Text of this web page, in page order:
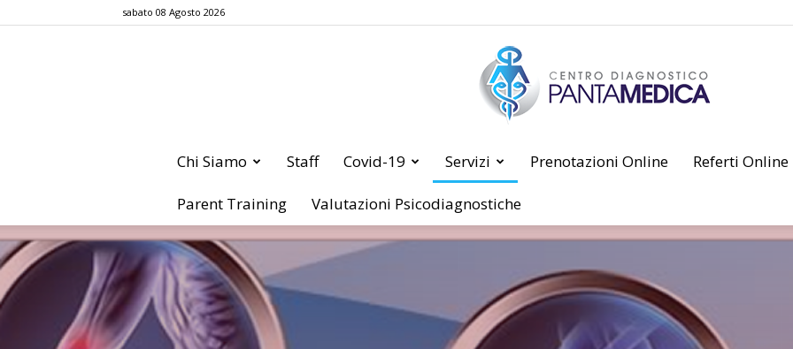
sabato 08 Agosto 2026
Chi Siamo Staff Covid-19 Servizi Prenotazioni Online Referti Online
Parent Training Valutazioni Psicodiagnostiche